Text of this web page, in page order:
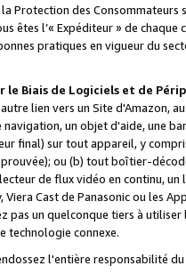
Protection des
êtes l’« Expéditeur » de
pratiques en vigueur du
le Biais de Logiciels et de
lien vers un Site d'Amazon,
un objet d'aide, une
final) sur tout appareil, y
ou (b) tout boîtier-
de flux vidéo en continu,
Viera Cast de Panasonic ou les
pas un quelconque tiers à
technologie connexe.
l'entière responsabilité